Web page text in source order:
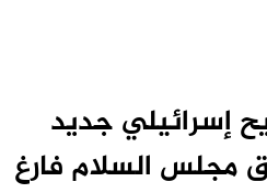
إسرائيلي جديد
مجلس السلام فارغ